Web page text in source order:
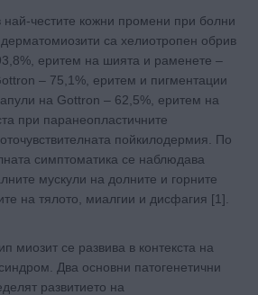
честите кожни промени при болни
са хелиотропен обрив
еритем на шията и раменете –
– 75,1%, еритем и пигментации
на Gottron – 62,5%, еритем на
при паранеопластичните
пойкилодермия. По
симптоматика се наблюдава
мускули на долните и горните
на тялото, миалгии и дисфагия [1].
миозит се развива в контекста на
Два основни патогенетични
развитието на